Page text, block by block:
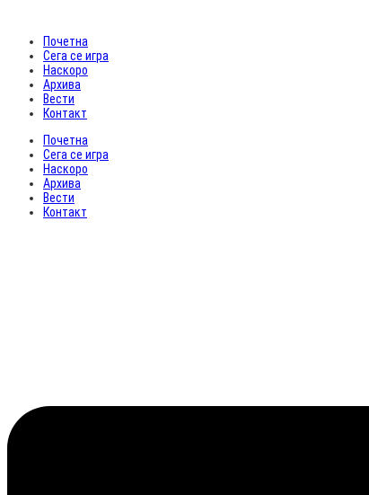
Почетна
Сега се игра
Наскоро
Архива
Вести
Контакт
Почетна
Сега се игра
Наскоро
Архива
Вести
Контакт